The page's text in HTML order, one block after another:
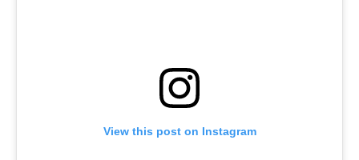
View this post on Instagram